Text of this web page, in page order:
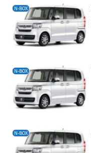
N-BOX
N-BOX
N-BOX